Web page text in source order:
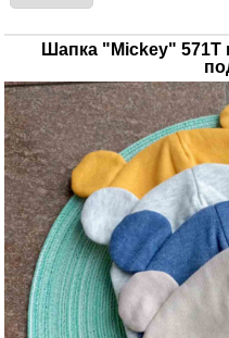
Шапка "Mickey" 571Т